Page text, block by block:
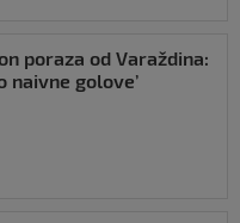
poraza od Varaždina:
naivne golove’